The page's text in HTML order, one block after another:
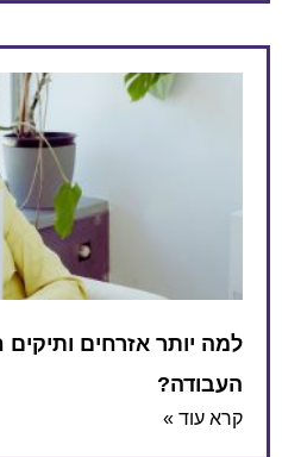
למה יותר אזרחים ותיקים
העבודה?
קרא עוד »